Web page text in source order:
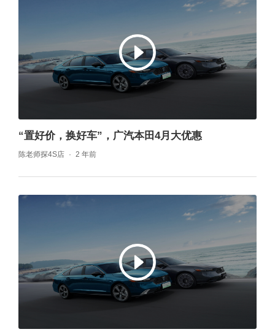
“置好价，换好车”，广汽本田4月大优惠
陈老师探4S店 2 年前